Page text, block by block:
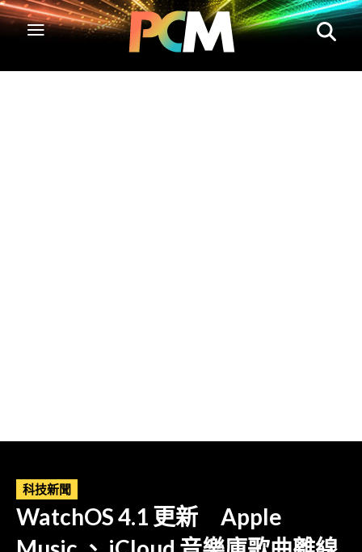
科技新聞
WatchOS 4.1 更新 Apple